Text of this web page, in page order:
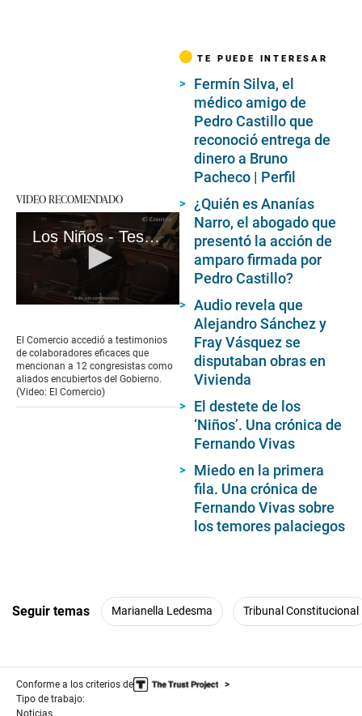
VIDEO RECOMENDADO
Los Niños - Testimonios de colaboradores eficaces
of
6
minutes,
49
seconds
El Comercio accedió a testimonios
de colaboradores eficaces que
mencionan a 12 congresistas como
aliados encubiertos del Gobierno.
(Video: El Comercio)
TE PUEDE INTERESAR
Fermín Silva, el
médico amigo de
Pedro Castillo que
reconoció entrega de
dinero a Bruno
Pacheco | Perfil
¿Quién es Ananías
Narro, el abogado que
presentó la acción de
amparo firmada por
Pedro Castillo?
Audio revela que
Alejandro Sánchez y
Fray Vásquez se
disputaban obras en
Vivienda
El destete de los
‘Niños’. Una crónica de
Fernando Vivas
Miedo en la primera
fila. Una crónica de
Fernando Vivas sobre
los temores palaciegos
Seguir temas Marianella Ledesma Tribunal Constitucional
Conforme a los criterios de
Tipo de trabajo:
Noticias